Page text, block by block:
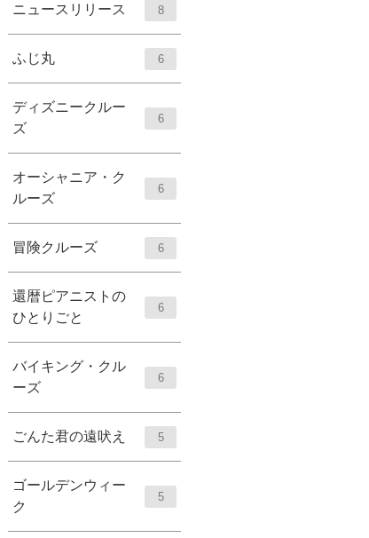
ニュースリリース 8
ふじ丸 6
ディズニークルー
ズ
6
オーシャニア・ク
ルーズ
6
冒険クルーズ 6
還暦ピアニストの
ひとりごと
6
バイキング・クル
ーズ
6
ごんた君の遠吠え 5
ゴールデンウィー
ク
5